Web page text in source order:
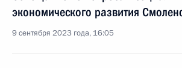
экономического развития
9 сентября 2023 года, 16:05